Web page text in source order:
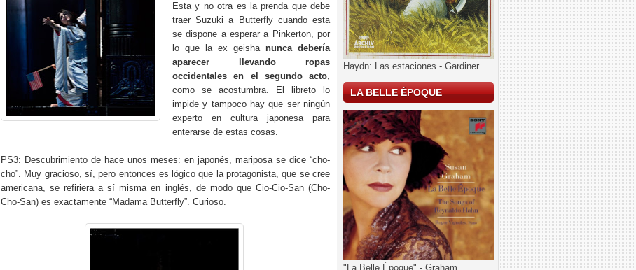
Esta y no otra es la prenda que debe
traer Suzuki a Butterfly cuando esta
se dispone a esperar a Pinkerton, por
lo que la ex geishanunca debería
aparecer llevando ropas
occidentales en el segundo acto,
como se acostumbra. El libreto lo
impide y tampoco hay que ser ningún
experto en cultura japonesa para
enterarse de estas cosas.
PS3: Descubrimiento de hace unos meses: en japonés, mariposa se dice “cho-
cho”. Muy gracioso, sí, pero entonces es lógico que la protagonista, que se cree
americana, se refiriera a sí misma en inglés, de modo que Cio-Cio-San (Cho-
Cho-San) es exactamente “Madama Butterfly”. Curioso.
Haydn: Las estaciones - Gardiner
LA BELLE ÉPOQUE
"La Belle Époque" - Graham